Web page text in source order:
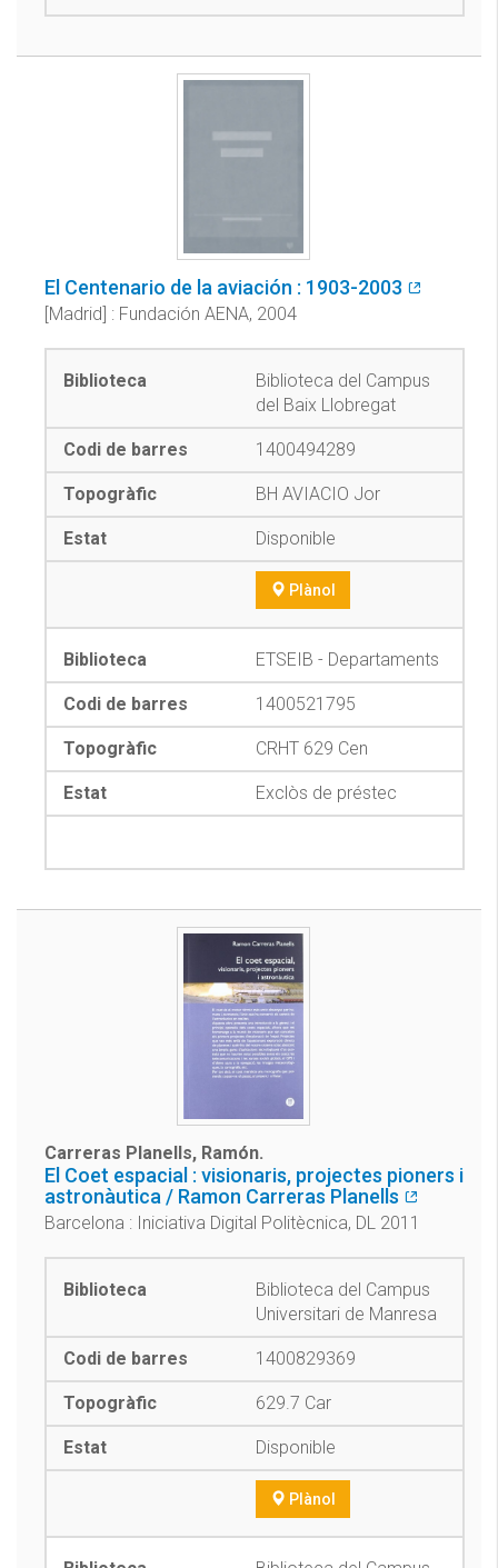
El Centenario de la aviación : 1903-2003
[Madrid] : Fundación AENA, 2004
Biblioteca del Campus
del Baix Llobregat
1400494289
BH AVIACIO Jor
Disponible
Plànol
ETSEIB - Departaments
1400521795
CRHT 629 Cen
Exclòs de préstec
Carreras Planells, Ramón.
El Coet espacial : visionaris, projectes pioners i
astronàutica / Ramon Carreras Planells
Barcelona : Iniciativa Digital Politècnica, DL 2011
Biblioteca del Campus
Universitari de Manresa
1400829369
629.7 Car
Disponible
Plànol